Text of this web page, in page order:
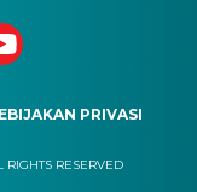
PRIVASI
RESERVED